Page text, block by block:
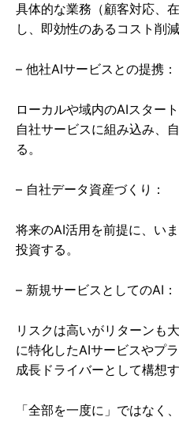
具体的な業務（顧客対応、
し、即効性のあるコスト削
– 他社AIサービスとの提携：
ローカルや域内のAIスター
自社サービスに組み込み、
る。
– 自社データ資産づくり：
将来のAI活用を前提に、い
投資する。
– 新規サービスとしてのAI：
リスクは高いがリターンも
に特化したAIサービスやプ
成長ドライバーとして構想す
「全部を一度に」ではなく